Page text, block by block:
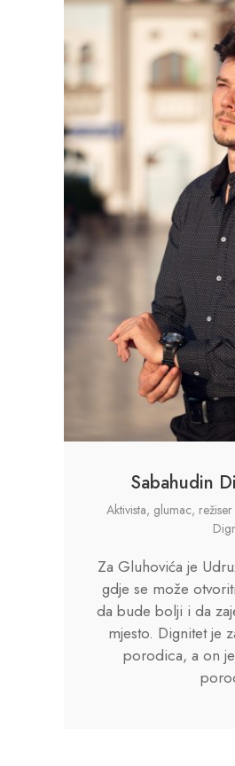
Sabahudin
Aktivista, glumac,
Za Gluhovića je
gdje se može
da bude bolji i da
mjesto. Dignitet je
porodica, a on